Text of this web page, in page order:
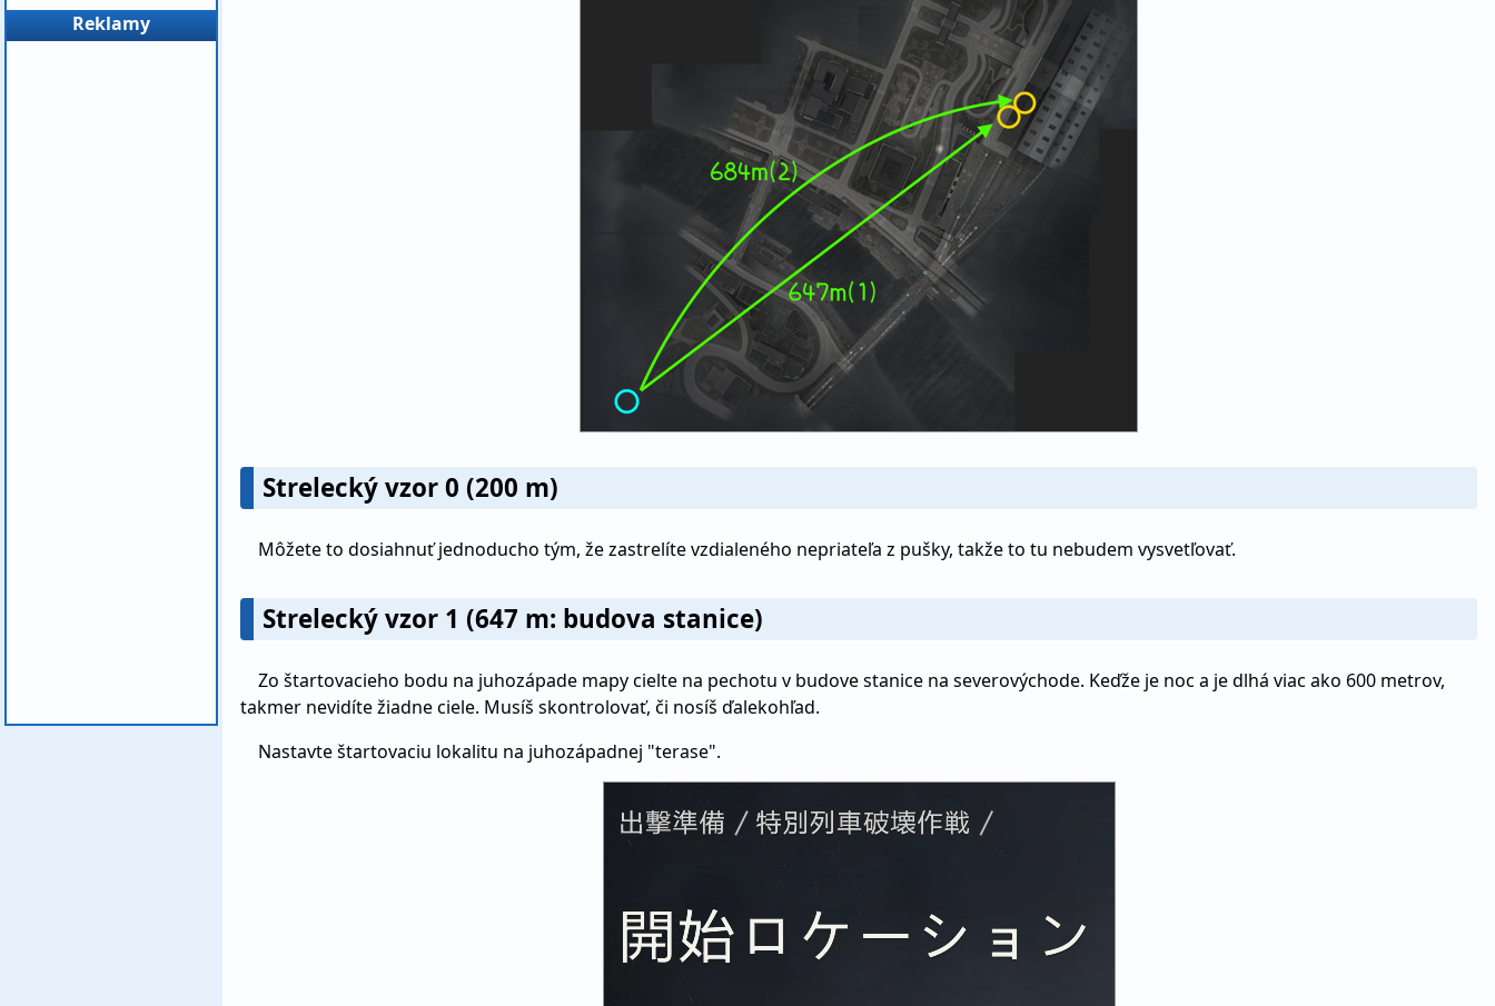
Strelecký vzor 0 (200 m)
Môžete to dosiahnuť jednoducho tým, že zastrelíte vzdialeného nepriateľa z pušky, takže to tu nebudem vysvetľovať.
Strelecký vzor 1 (647 m: budova stanice)
Zo štartovacieho bodu na juhozápade mapy cielte na pechotu v budove stanice na severovýchode. Keďže je noc a je dlhá viac ako 600 metrov,
takmer nevidíte žiadne ciele. Musíš skontrolovať, či nosíš ďalekohľad.
Nastavte štartovaciu lokalitu na juhozápadnej "terase".
Reklamy